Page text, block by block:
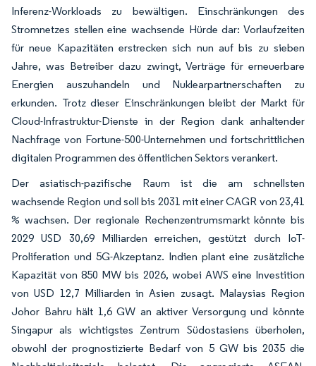
Inferenz-Workloads zu bewältigen. Einschränkungen des
Stromnetzes stellen eine wachsende Hürde dar: Vorlaufzeiten
für neue Kapazitäten erstrecken sich nun auf bis zu sieben
Jahre, was Betreiber dazu zwingt, Verträge für erneuerbare
Energien auszuhandeln und Nuklearpartnerschaften zu
erkunden. Trotz dieser Einschränkungen bleibt der Markt für
Cloud-Infrastruktur-Dienste in der Region dank anhaltender
Nachfrage von Fortune-500-Unternehmen und fortschrittlichen
digitalen Programmen des öffentlichen Sektors verankert.
Der asiatisch-pazifische Raum ist die am schnellsten
wachsende Region und soll bis 2031 mit einer CAGR von 23,41
% wachsen. Der regionale Rechenzentrumsmarkt könnte bis
2029 USD 30,69 Milliarden erreichen, gestützt durch IoT-
Proliferation und 5G-Akzeptanz. Indien plant eine zusätzliche
Kapazität von 850 MW bis 2026, wobei AWS eine Investition
von USD 12,7 Milliarden in Asien zusagt. Malaysias Region
Johor Bahru hält 1,6 GW an aktiver Versorgung und könnte
Singapur als wichtigstes Zentrum Südostasiens überholen,
obwohl der prognostizierte Bedarf von 5 GW bis 2035 die